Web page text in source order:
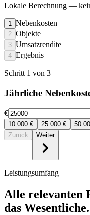
Lokale Berechnung —
1 Nebenkosten
2 Objekte
3 Umsatzrendite
4 Ergebnis
Schritt 1 von 3
Jährliche
€
10.000 € 25.000 €
Zurück
Weiter
Leistungsumfang
Alle relevanten
das Wesentliche.